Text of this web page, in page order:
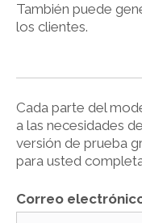
También puede
los clientes.
Cada parte del
a las necesidades
versión de prueba
para usted
Correo